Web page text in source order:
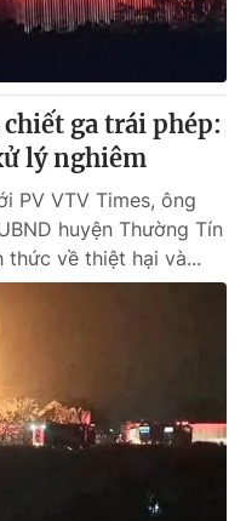
ga trái phép:
lý nghiêm
PV VTV Times, ông
huyện Thường Tín
thức về thiệt hại và...